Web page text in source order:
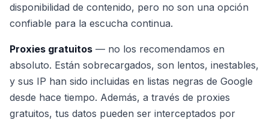
disponibilidad de contenido, pero no son una opción
confiable para la escucha continua.
Proxies gratuitos — no los recomendamos en
absoluto. Están sobrecargados, son lentos, inestables,
y sus IP han sido incluidas en listas negras de Google
desde hace tiempo. Además, a través de proxies
gratuitos, tus datos pueden ser interceptados por